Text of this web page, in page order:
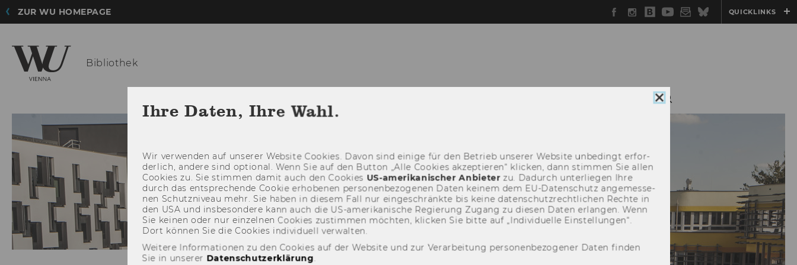
ZUR WU HOMEPAGE Facebook
Instagram
WU
Blog
YouTube
Newsletter
BlueskyQUICKLINKS
Bibliothek
Cookie
Consent
Ihre Daten, Ihre Wahl.
Wir ver­wen­den auf un­se­rer Web­site Coo­kies. Davon sind ei­ni­ge für den Be­trieb un­se­rer Web­site un­be­dingt er­for­
der­lich, an­de­re sind op­tio­nal. Wenn Sie auf den But­ton „Alle Coo­kies ak­zep­tie­ren“ kli­cken, dann stim­men Sie allen
Coo­kies zu. Sie stim­men damit auch den Coo­kies US-​amerikanischer An­bie­terzu. Da­durch un­ter­lie­gen Ihre
durch das ent­spre­chen­de Coo­kie er­ho­be­nen per­so­nen­be­zo­ge­nen Daten kei­nem dem EU-​Datenschutz an­ge­mes­se­
nen Schutz­ni­veau mehr. Sie haben in die­sem Fall nur ein­ge­schränk­te bis keine da­ten­schutz­recht­li­chen Rech­te in
den USA und ins­be­son­de­re kann auch die US-​amerikanische Re­gie­rung Zu­gang zu die­sen Daten er­lan­gen. Wenn
Sie kei­nen oder nur ein­zel­nen Coo­kies zu­stim­men möch­ten, kli­cken Sie bitte auf „In­di­vi­du­el­le Ein­stel­lun­gen“.
Dort kön­nen Sie die Coo­kies in­di­vi­du­ell ver­wal­ten.
Weitere Informationen zu den Cookies auf der Website und zur Verarbeitung personenbezogener Daten finden
Sie in unserer Datenschutzerklärung.